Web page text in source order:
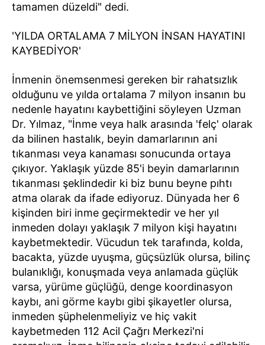
tamamen düzeldi" dedi.
'YILDA ORTALAMA 7 MİLYON İNSAN HAYATINI
KAYBEDİYOR'
İnmenin önemsenmesi gereken bir rahatsızlık
olduğunu ve yılda ortalama 7 milyon insanın bu
nedenle hayatını kaybettiğini söyleyen Uzman
Dr. Yılmaz, "İnme veya halk arasında 'felç' olarak
da bilinen hastalık, beyin damarlarının ani
tıkanması veya kanaması sonucunda ortaya
çıkıyor. Yaklaşık yüzde 85'i beyin damarlarının
tıkanması şeklindedir ki biz bunu beyne pıhtı
atma olarak da ifade ediyoruz. Dünyada her 6
kişinden biri inme geçirmektedir ve her yıl
inmeden dolayı yaklaşık 7 milyon kişi hayatını
kaybetmektedir. Vücudun tek tarafında, kolda,
bacakta, yüzde uyuşma, güçsüzlük olursa, bilinç
bulanıklığı, konuşmada veya anlamada güçlük
varsa, yürüme güçlüğü, denge koordinasyon
kaybı, ani görme kaybı gibi şikayetler olursa,
inmeden şüphelenmeliyiz ve hiç vakit
kaybetmeden 112 Acil Çağrı Merkezi'ni